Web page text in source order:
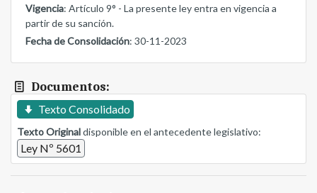
Vigencia: Artículo 9° - La presente ley entra en vigencia a
partir de su sanción.
Fecha de Consolidación: 30-11-2023
Documentos:
Texto Consolidado
Texto Originaldisponible en el antecedente legislativo:
Ley Nº 5601